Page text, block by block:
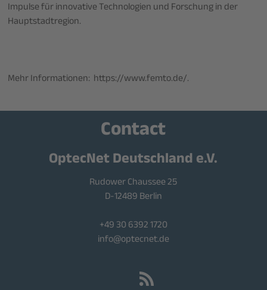
Impulse für innovative Technologien und Forschung in der
Hauptstadtregion.
Mehr Informationen: https://www.femto.de/.
Contact
OptecNet Deutschland e.V.
Rudower Chaussee 25
D-12489 Berlin
+49 30 6392 1720
info@optecnet.de